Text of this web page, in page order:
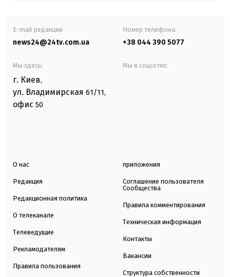
E-mail редакции
news24@24tv.com.ua
Номер телефона:
+38 044 390 5077
Мы здесь:
г. Киев,
ул. Владимирская 61/11,
офис 50
Мы в соцсетях:
О нас
Редакция
Редакционная политика
О телеканале
Телеведущие
Рекламодателям
Правила пользования
приложения
Соглашение пользователя
Сообщества
Правила комментирования
Техническая информация
Контакты
Вакансии
Структура собственности